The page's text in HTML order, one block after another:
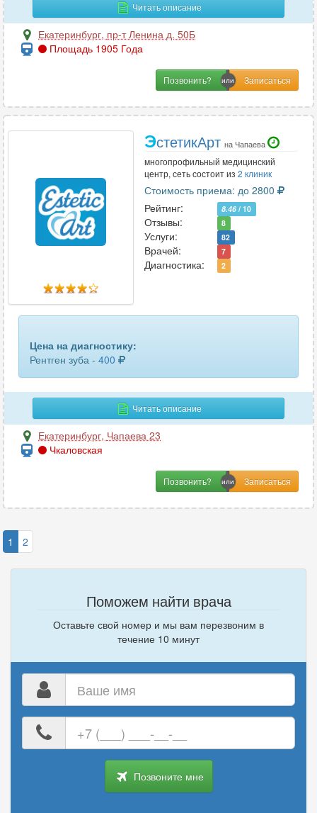
Читать описание
Екатеринбург, пр-т Ленина д. 50Б
Площадь 1905 Года
Позвонить?
ЭстетикАрт на Чапаева
многопрофильный медицинский
центр, сеть состоит из 2 клиник
Стоимость приема: до 2800
Рейтинг:
8.46 / 10
Отзывы: 8
Услуги: 82
Врачей: 7
Диагностика: 2
Цена на диагностику:
Рентген зуба - 400
Читать описание
Екатеринбург, Чапаева 23
Чкаловская
Позвонить?
1 2
Поможем найти врача
Оставьте свой номер и мы вам перезвоним в
течение 10 минут
номер
телефона
Позвоните мне